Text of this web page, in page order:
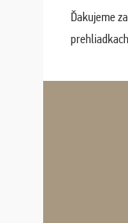
Ďakujeme
spomínať a